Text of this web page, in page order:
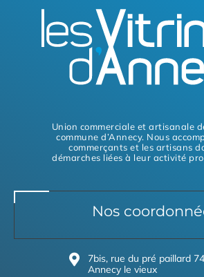
Union commerciale et artisanale
commune d’Annecy. Nous
commerçants et les artisans
démarches liées à leur activité
Nos
7bis, rue du pré paillard
Annecy le vieux